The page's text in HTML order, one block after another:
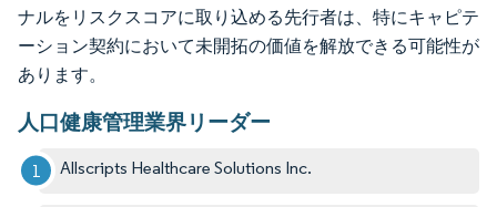
ナルをリスクスコアに取り込める先行者は、特にキャピテ
ーション契約において未開拓の価値を解放できる可能性が
あります。
人口健康管理業界リーダー
Allscripts Healthcare Solutions Inc.